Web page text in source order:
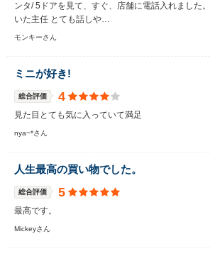
ンタ/ 5ドアを見て、すぐ、店舗に電話入れました
いた主任 とても話しや…
モンキーさん
ミニが好き!
総合評価 4
見た目とても気に入っていて満足
nya~*さん
人生最高の買い物でした。
総合評価 5
最高です。
Mickeyさん